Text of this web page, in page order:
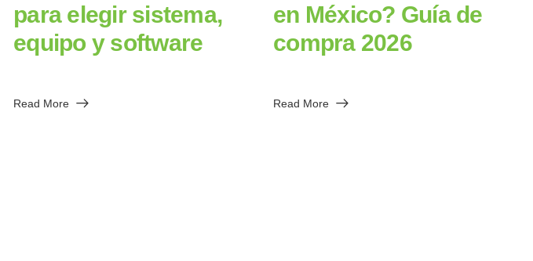
para elegir sistema,
equipo y software
Read More
en México? Guía de
compra 2026
Read More